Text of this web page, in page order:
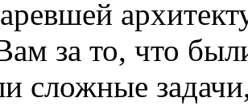
за то, что
сложные